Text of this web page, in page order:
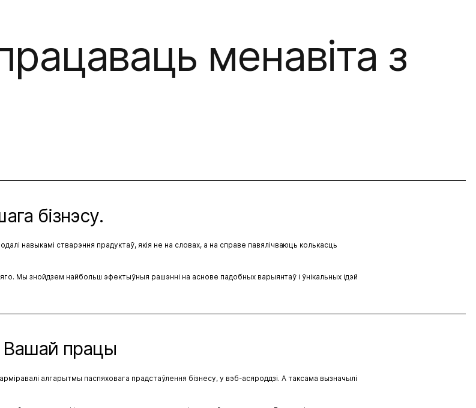
менавіта з
бізнэсу.
навыкамі стварэння прадуктаў, якія не на словах, а на справе павялічваюць колькасць
Мы знойдзем найбольш эфектыўныя рашэнні на аснове падобных варыянтаў і ўнікальных ідэй
Вашай працы
алгарытмы паспяховага прадстаўлення бізнесу, у вэб-асяроддзі. А таксама вызначылі